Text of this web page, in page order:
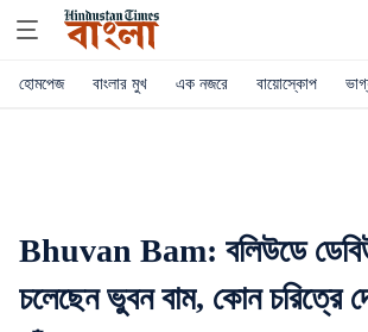
হোমপেজ বাংলার মুখ এক নজরে বায়োস্কোপ
Bhuvan Bam: বলিউডে
চলেছেন ভুবন বাম, কোন চরিত্রে